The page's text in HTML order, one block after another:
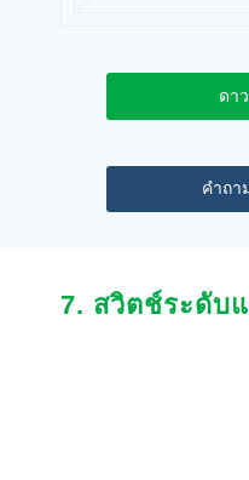
ดา
คำถา
7. สวิตช์ระดับ